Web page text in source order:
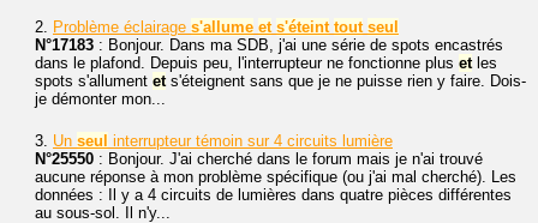
2. Problème éclairage s'allume et s'éteint tout seul
N°17183 : Bonjour. Dans ma SDB, j'ai une série de spots encastrés
dans le plafond. Depuis peu, l'interrupteur ne fonctionne plus etles
spots s'allument ets'éteignent sans que je ne puisse rien y faire. Dois-
je démonter mon...
3. Un seul interrupteur témoin sur 4 circuits lumière
N°25550 : Bonjour. J'ai cherché dans le forum mais je n'ai trouvé
aucune réponse à mon problème spécifique (ou j'ai mal cherché). Les
données : Il y a 4 circuits de lumières dans quatre pièces différentes
au sous-sol. Il n'y...